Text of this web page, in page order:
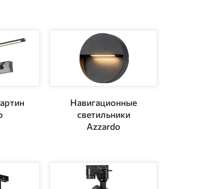
Навигационные
светильники
Azzardo